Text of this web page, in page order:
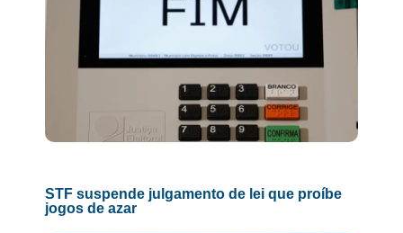
STF suspende julgamento de lei que proíbe
jogos de azar